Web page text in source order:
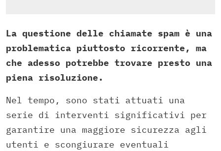
La questione delle chiamate spam è una
problematica piuttosto ricorrente, ma
che adesso potrebbe trovare presto una
piena risoluzione.
Nel tempo, sono stati attuati una
serie di interventi significativi per
garantire una maggiore sicurezza agli
utenti e scongiurare eventuali